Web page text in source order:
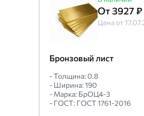
От 3927 ₽
Цена от
Бронзовый лист
- Толщина: 0.8
- Ширина: 190
- Марка: БрОЦ4-3
- ГОСТ: ГОСТ 1761-2016